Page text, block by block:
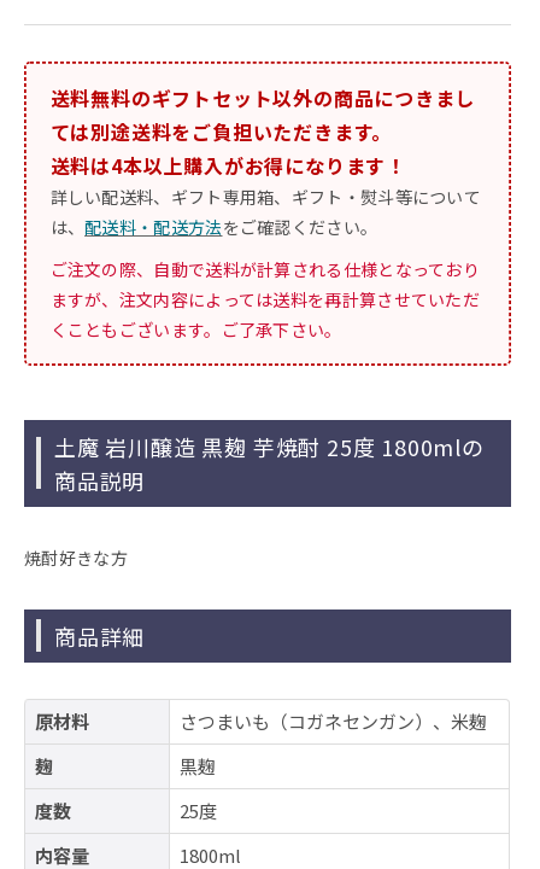
送料無料のギフトセット以外の商品につきまし
ては別途送料をご負担いただきます。
送料は4本以上購入がお得になります！
詳しい配送料、ギフト専用箱、ギフト・熨斗等について
は、配送料・配送方法をご確認ください。
ご注文の際、自動で送料が計算される仕様となっており
ますが、注文内容によっては送料を再計算させていただ
くこともございます。ご了承下さい。
土魔 岩川醸造 黒麹 芋焼酎 25度 1800mlの
商品説明
焼酎好きな方
商品詳細
原材料
さつまいも（コガネセンガン）、米麹
麹
黒麹
度数
25度
内容量
1800ml